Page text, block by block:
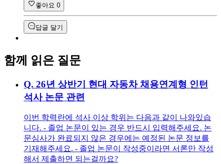
좋아요 0
답글 달기
함께 읽은 질문
Q. 26년 상반기 현대 자동차 채용연계형 인턴
석사 논문 관련
이번 학력란에 석사 이상 학위는 다음과 같이 나와있습
니다. - 졸업 논문이 있는 경우 반드시 입력해주세요. 논
문심사가 완료되지 않은 경우에는 예정된 논문 정보를
기재해주세요. - 졸업 논문이 작성중이라면 서론만 작성
해서 제출하면 되는걸까요?